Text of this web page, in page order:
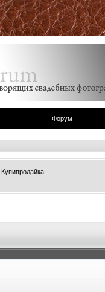
Форум
Купипродайка